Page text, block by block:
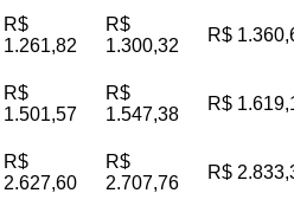
R$
1.261,82
R$
1.300,32
R$
R$
1.501,57
R$
1.547,38
R$
R$
2.627,60
R$
2.707,76
R$